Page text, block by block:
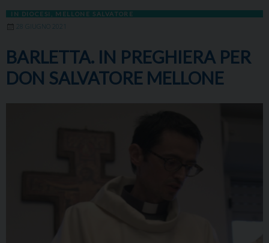
IN DIOCESI MELLONE SALVATORE
28 GIUGNO 2021
BARLETTA. IN PREGHIERA PER
DON SALVATORE MELLONE